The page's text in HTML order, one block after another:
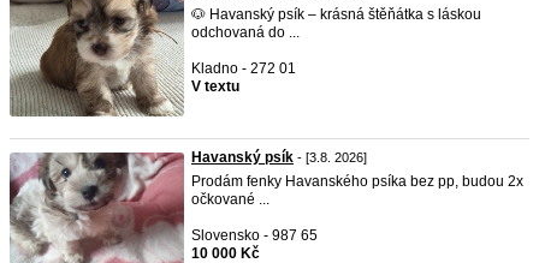
🐶 Havanský psík – krásná štěňátka s láskou
odchovaná do ...
Kladno - 272 01
V textu
Havanský psík - [3.8. 2026]
Prodám fenky Havanského psíka bez pp, budou 2x
očkované ...
Slovensko - 987 65
10 000 Kč